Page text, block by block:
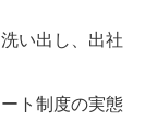
い出し、出社
ト制度の実態